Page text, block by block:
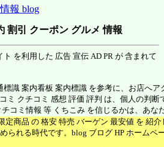
報 blog
割引 クーポン グルメ 情報
を利用した 広告 宣伝 AD PR が 含まれて
標識 案内看板 案内標識 を参考に、お店へア
ミ クチコミ 感想 評価 評判 は、個人の判断
コミ情報 等 くちこみ を信じるかは、あな
定商品 の 格安 特売 バーゲン 最安値 を 紹
られる時代です。blog ブログ HP ホームペ